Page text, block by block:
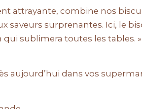
attrayante, combine nos
saveurs surprenantes. Ici, le
sublimera toutes les tables.
aujourd’hui dans vos